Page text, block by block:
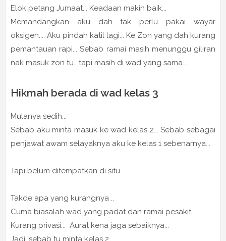
Elok petang Jumaat... Keadaan makin baik...
Memandangkan aku dah tak perlu pakai wayar
oksigen.... Aku pindah katil lagi... Ke Zon yang dah kurang
pemantauan rapi... Sebab ramai masih menunggu giliran
nak masuk zon tu.. tapi masih di wad yang sama...
Hikmah berada di wad kelas 3
Mulanya sedih...
Sebab aku minta masuk ke wad kelas 2... Sebab sebagai
penjawat awam selayaknya aku ke kelas 1 sebenarnya...
Tapi belum ditempatkan di situ...
Takde apa yang kurangnya ..
Cuma biasalah wad yang padat dan ramai pesakit...
Kurang privasi... Aurat kena jaga sebaiknya...
Jadi, sebab tu minta kelas 2 ....